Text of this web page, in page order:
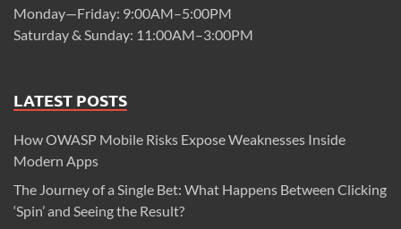
Monday—Friday: 9:00AM–5:00PM
Saturday & Sunday: 11:00AM–3:00PM
LATEST POSTS
How OWASP Mobile Risks Expose Weaknesses Inside
Modern Apps
The Journey of a Single Bet: What Happens Between Clicking
‘Spin’ and Seeing the Result?